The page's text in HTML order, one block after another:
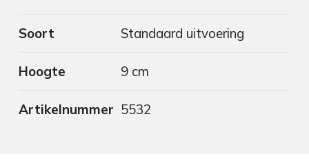
Soort Standaard uitvoering
Hoogte 9 cm
Artikelnummer 5532